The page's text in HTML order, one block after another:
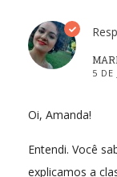
5 DE
Oi, Amanda!
Entendi. Você
explicamos a